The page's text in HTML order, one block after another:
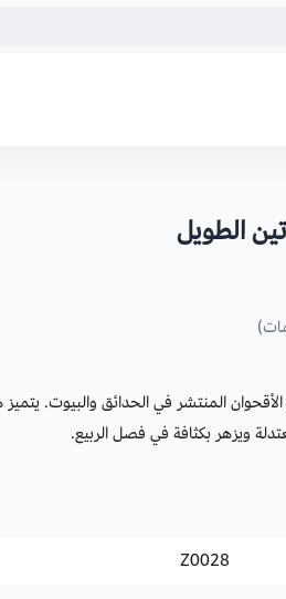
الطويل
المنتشر في الحدائق والبيوت.
ويزهر بكثافة في فصل الربيع.
Z0028